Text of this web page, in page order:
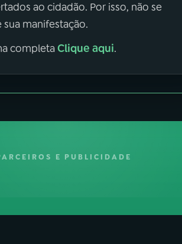
ao cidadão. Por isso, não se
manifestação.
completaClique aqui.
E PUBLICIDADE